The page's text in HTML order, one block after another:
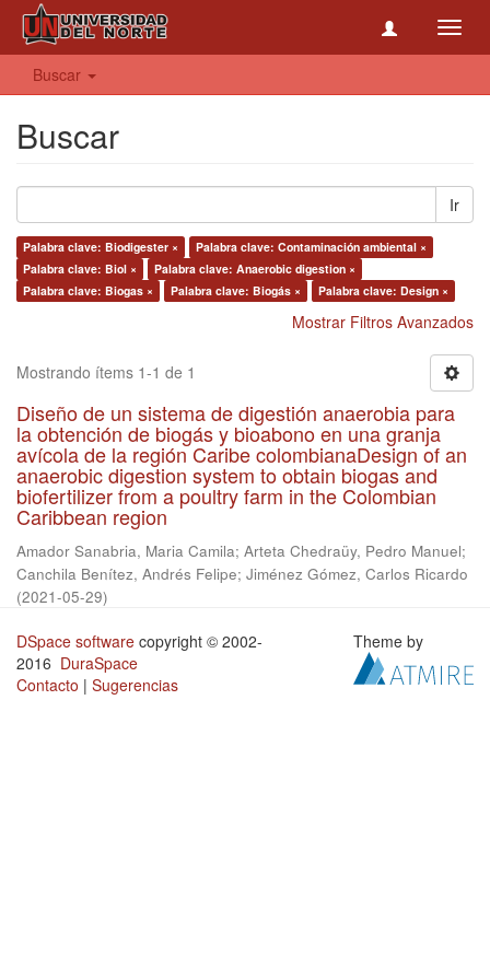
Buscar
Buscar
Ir
Palabra clave: Biodigester ×
Palabra clave: Contaminación ambiental ×
Palabra clave: Biol ×
Palabra clave: Anaerobic digestion ×
Palabra clave: Biogas ×
Palabra clave: Biogás × Palabra clave: Design ×
Mostrar Filtros Avanzados
Mostrando ítems 1-1 de 1
Diseño de un sistema de digestión anaerobia para
la obtención de biogás y bioabono en una granja
avícola de la región Caribe colombianaDesign of an
anaerobic digestion system to obtain biogas and
biofertilizer from a poultry farm in the Colombian
Caribbean region
Amador Sanabria, Maria Camila; Arteta Chedraüy, Pedro Manuel;
Canchila Benítez, Andrés Felipe; Jiménez Gómez, Carlos Ricardo
(2021-05-29)
DSpace software copyright © 2002-
2016 DuraSpace
Contacto | Sugerencias
Theme by